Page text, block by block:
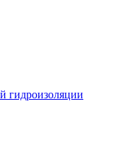
гидроизоляции